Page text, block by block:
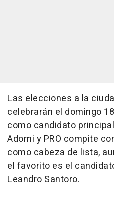
Las elecciones a la
celebrarán el domingo
como candidato
Adorni y PRO compite
como cabeza de lista,
el favorito es el
Leandro Santoro.